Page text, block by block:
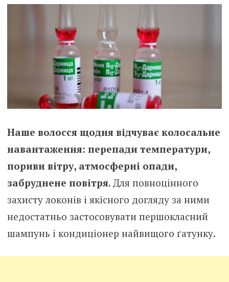
Наше волосся щодня відчуває колосальне
навантаження: перепади температури,
пориви вітру, атмосферні опади,
забруднене повітря. Для повноцінного
захисту локонів і якісного догляду за ними
недостатньо застосовувати першокласний
шампунь і кондиціонер найвищого ґатунку.